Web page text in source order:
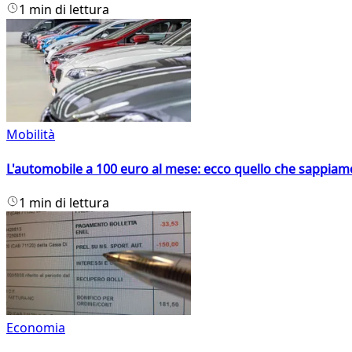
1 min di lettura
Mobilità
L'automobile a 100 euro al mese: ecco quello che
1 min di lettura
Economia